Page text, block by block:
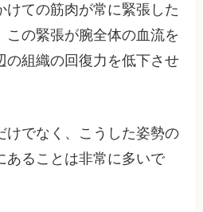
けての筋肉が常に緊張した
この緊張が腕全体の血流を
の組織の回復力を低下させ
けでなく、こうした姿勢の
あることは非常に多いで